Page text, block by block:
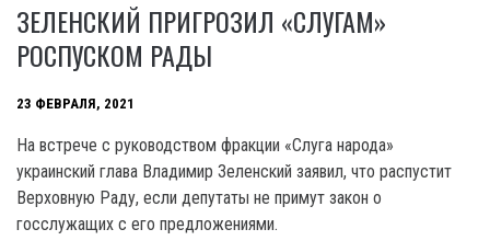
ЗЕЛЕНСКИЙ ПРИГРОЗИЛ «СЛУГАМ»
РОСПУСКОМ РАДЫ
23 ФЕВРАЛЯ, 2021
На встрече с руководством фракции «Слуга народа»
украинский глава Владимир Зеленский заявил, что распустит
Верховную Раду, если депутаты не примут закон о
госслужащих с его предложениями.